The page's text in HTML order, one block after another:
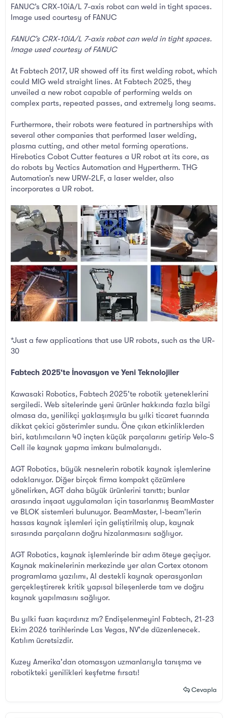
FANUC’s CRX-10iA/L 7-axis robot can weld in tight spaces.
Image used courtesy of FANUC
FANUC’s CRX-10iA/L 7-axis robot can weld in tight spaces.
Image used courtesy of FANUC
At Fabtech 2017, UR showed off its first welding robot, which
could MIG weld straight lines. At Fabtech 2025, they
unveiled a new robot capable of performing welds on
complex parts, repeated passes, and extremely long seams.
Furthermore, their robots were featured in partnerships with
several other companies that performed laser welding,
plasma cutting, and other metal forming operations.
Hirebotics Cobot Cutter features a UR robot at its core, as
do robots by Vectics Automation and Hypertherm. THG
Automation’s new URW-2LF, a laser welder, also
incorporates a UR robot.
*Just a few applications that use UR robots, such as the UR-
30
Fabtech 2025'te İnovasyon ve Yeni Teknolojiler
Kawasaki Robotics, Fabtech 2025'te robotik yeteneklerini
sergiledi. Web sitelerinde yeni ürünler hakkında fazla bilgi
olmasa da, yenilikçi yaklaşımıyla bu yılki ticaret fuarında
dikkat çekici gösterimler sundu. Öne çıkan etkinliklerden
biri, katılımcıların 40 inçten küçük parçalarını getirip Velo-S
Cell ile kaynak yapma imkanı bulmalarıydı.
AGT Robotics, büyük nesnelerin robotik kaynak işlemlerine
odaklanıyor. Diğer birçok firma kompakt çözümlere
yönelirken, AGT daha büyük ürünlerini tanıttı; bunlar
arasında inşaat uygulamaları için tasarlanmış BeamMaster
ve BLOK sistemleri bulunuyor. BeamMaster, I-beam'lerin
hassas kaynak işlemleri için geliştirilmiş olup, kaynak
sırasında parçaların doğru hizalanmasını sağlıyor.
AGT Robotics, kaynak işlemlerinde bir adım öteye geçiyor.
Kaynak makinelerinin merkezinde yer alan Cortex otonom
programlama yazılımı, AI destekli kaynak operasyonları
gerçekleştirerek kritik yapısal bileşenlerde tam ve doğru
kaynak yapılmasını sağlıyor.
Bu yılki fuarı kaçırdınız mı? Endişelenmeyin! Fabtech, 21-23
Ekim 2026 tarihlerinde Las Vegas, NV'de düzenlenecek.
Katılım ücretsizdir.
Kuzey Amerika'dan otomasyon uzmanlarıyla tanışma ve
robotikteki yenilikleri keşfetme fırsatı!
Cevapla